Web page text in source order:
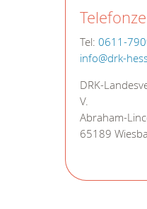
Tel: 0611-
info@drk-
DRK-
V.
Abraham-
65189